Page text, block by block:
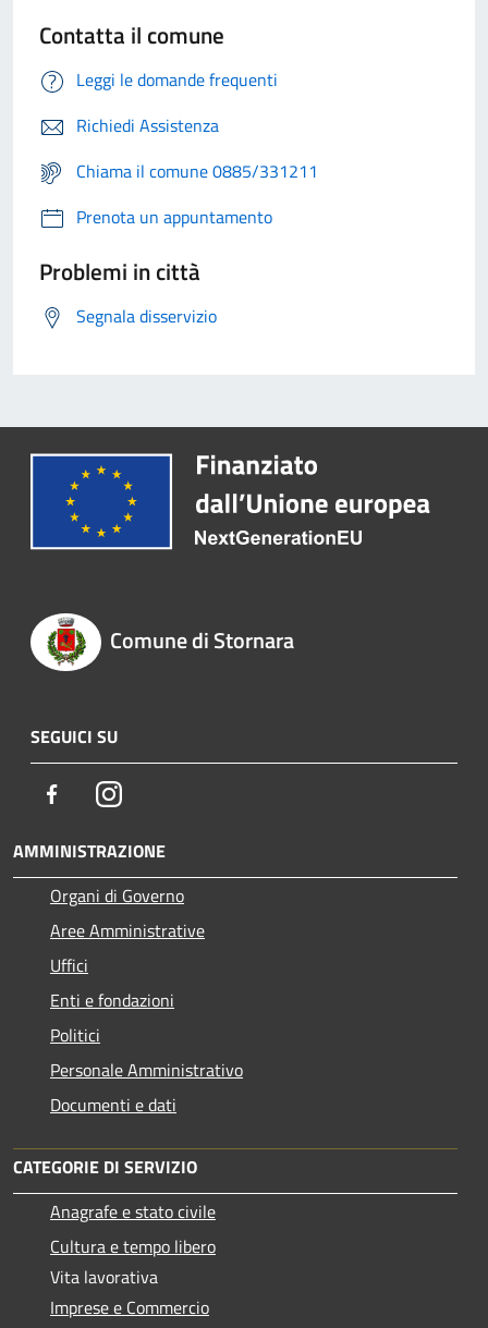
Contatta il comune
Leggi le domande frequenti
Richiedi Assistenza
Chiama il comune 0885/331211
Prenota un appuntamento
Problemi in città
Segnala disservizio
Comune di Stornara
SEGUICI SU
FacebookInstagram
AMMINISTRAZIONE
Organi di Governo
Aree Amministrative
Uffici
Enti e fondazioni
Politici
Personale Amministrativo
Documenti e dati
CATEGORIE DI SERVIZIO
Anagrafe e stato civile
Cultura e tempo libero
Vita lavorativa
Imprese e Commercio